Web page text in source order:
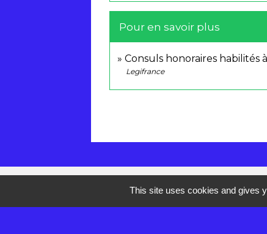
Pour en savoir plus
Consuls honoraires
Legifrance
Contacts
This site uses cookies and gives